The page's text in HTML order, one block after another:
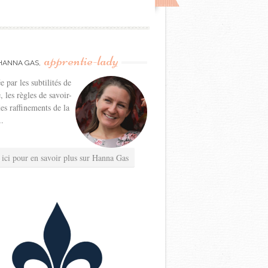
GAS, apprentie-lady
par les subtilités de
les règles de savoir-
raffinements de la
pour en savoir plus sur Hanna Gas